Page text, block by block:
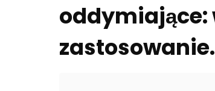
oddymiające:
zastosowanie.